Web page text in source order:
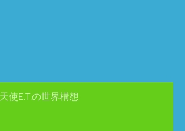
使E.T.の世界構想